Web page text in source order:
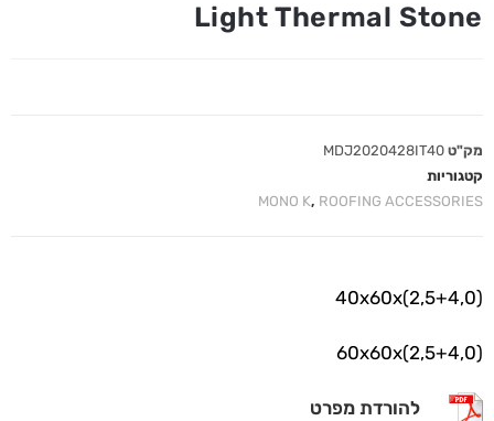
Light Thermal Stone
מק"ט MDJ2020428IT40
קטגוריות
MONO K, ROOFING ACCESSORIES
40x60x(2,5+4,0)
60x60x(2,5+4,0)
להורדת מפרט